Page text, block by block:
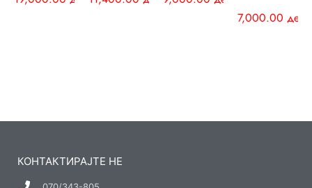
7,000.00 ден
КОНТАКТИРАЈТЕ НЕ